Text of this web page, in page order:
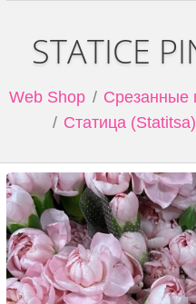
STATICE
Web Shop
Срезанные
Статица (Statitsa)